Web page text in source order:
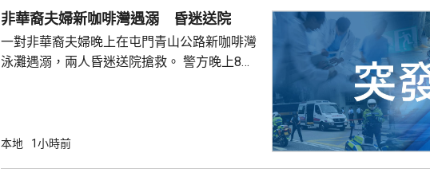
身體多處受傷，昏迷送往北大嶼山醫院，延至
周五早上8時許證實死亡。
非華裔夫婦新咖啡灣遇溺 昏迷送院
一對非華裔夫婦晚上在屯門青山公路新咖啡灣
泳灘遇溺，兩人昏迷送院搶救。 警方晚上8時
本地 1小時前